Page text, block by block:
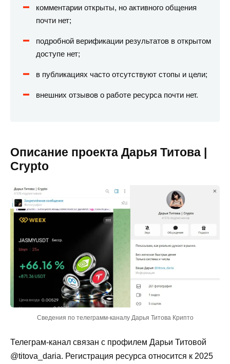
комментарии открыты, но активного общения
почти нет;
подробной верификации результатов в открытом
доступе нет;
в публикациях часто отсутствуют стопы и цели;
внешних отзывов о работе ресурса почти нет.
Описание проекта Дарья Титова |
Crypto
Сведения по телеграмм-каналу Дарья Титова Крипто
Телеграм-канал связан с профилем Дарьи Титовой
@titova_daria. Регистрация ресурса относится к 2025